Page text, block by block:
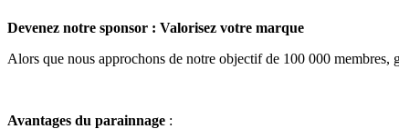
Devenez notre sponsor : Valorisez votre marque
Alors que nous approchons de notre objectif de 100 000
Avantages du parainnage :